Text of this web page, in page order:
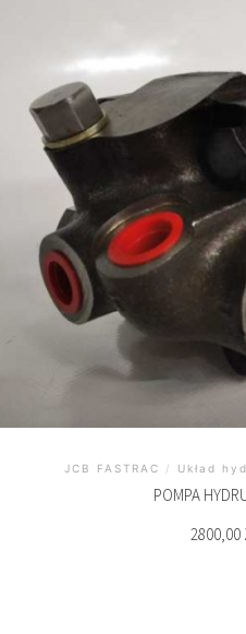
JCB FASTRAC / Układ
POMPA
2800,00